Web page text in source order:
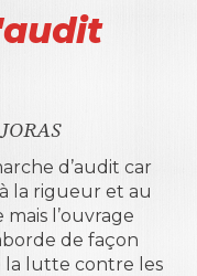
d’audit car
la rigueur et au
l’ouvrage
de façon
la lutte contre les